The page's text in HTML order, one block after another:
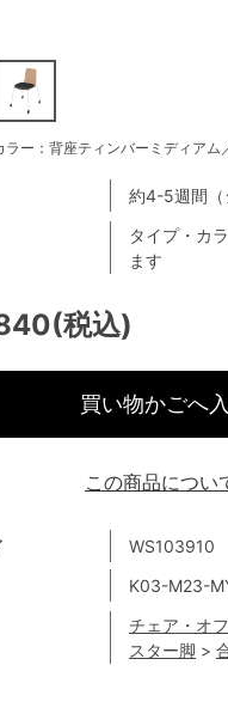
税込)
WS103910
K03-M23-
チェア・オ
スター脚 >
タイプ・カ
ます
約4-5週間（
ラー：背座ティンバーミディアム
買い物かごへ
この商品につい